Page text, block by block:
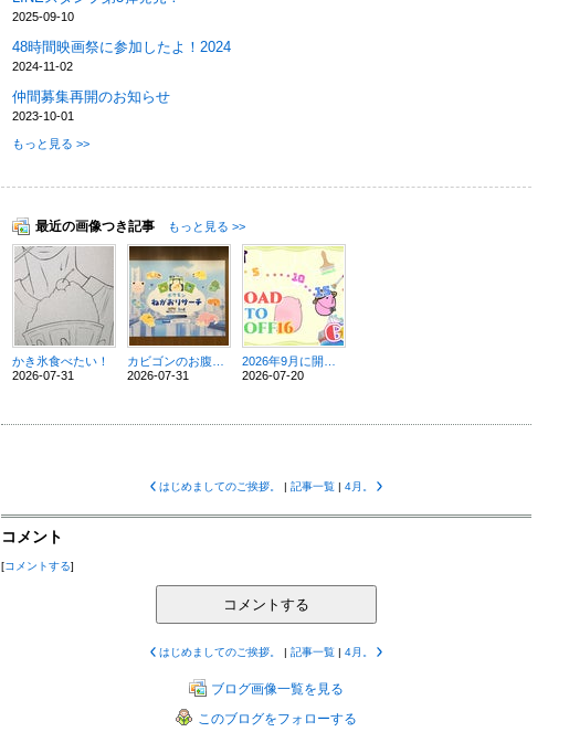
2025-09-10
48時間映画祭に参加したよ！2024
2024-11-02
仲間募集再開のお知らせ
2023-10-01
もっと見る >>
最近の画像つき記事 もっと見る >>
かき氷食べたい！
2026-07-31
2026-07-31
2026-07-20
はじめましてのご挨拶。 | 記事一覧 | 4月。
コメント
[コメントする]
コメントする
はじめましてのご挨拶。 | 記事一覧 | 4月。
ブログ画像一覧を見る
このブログをフォローする